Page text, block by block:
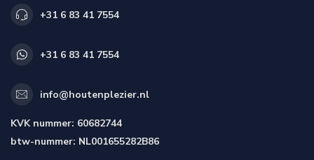
+31 6 83 41 7554
+31 6 83 41 7554
info@houtenplezier.nl
KVK nummer: 60682744
btw-nummer: NL001655282B86